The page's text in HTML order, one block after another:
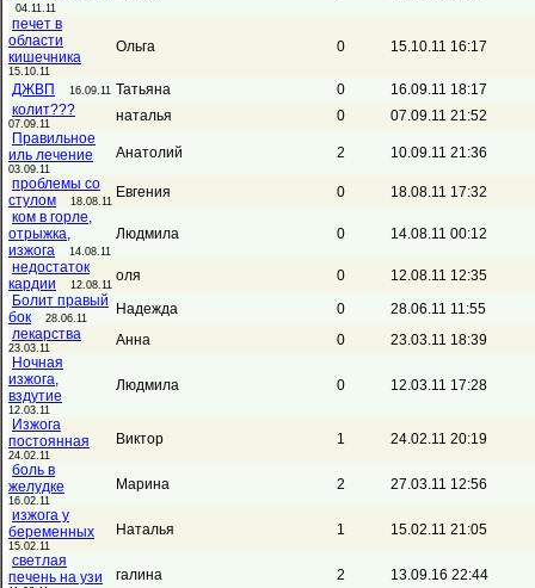
04.11.11
печет в
области
кишечника
15.10.11
Ольга 0 15.10.11 16:17
ДЖВП 16.09.11 Татьяна 0
16.09.11 18:17
колит???
07.09.11 наталья 0
07.09.11 21:52
Правильное
иль лечение
03.09.11
Анатолий 2
10.09.11 21:36
проблемы со
стулом
18.08.11
Евгения 0
18.08.11 17:32
ком в горле,
отрыжка,
изжога
14.08.11
Людмила 0
14.08.11 00:12
недостаток
кардии
12.08.11
оля 0
12.08.11 12:35
Болит правый
бок
28.06.11
Надежда 0
28.06.11 11:55
лекарства
23.03.11 Анна 0
23.03.11 18:39
Ночная
изжога,
вздутие
12.03.11
Людмила 0 12.03.11 17:28
Изжога
постоянная
24.02.11
Виктор 1
24.02.11 20:19
боль в
желудке
16.02.11
Марина 2
27.03.11 12:56
изжога у
беременных
15.02.11
Наталья 1
15.02.11 21:05
светлая
печень на узи
галина 2
13.09.16 22:44